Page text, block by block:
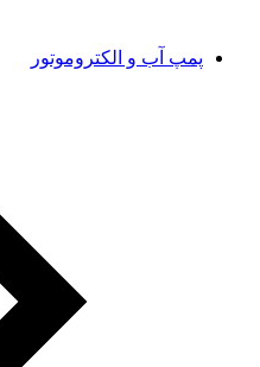
پمپ آب و الکتروموتور